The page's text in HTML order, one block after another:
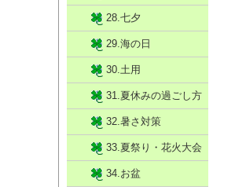
28.七夕
29.海の日
30.土用
31.夏休みの過ごし方
32.暑さ対策
33.夏祭り・花火大会
34.お盆